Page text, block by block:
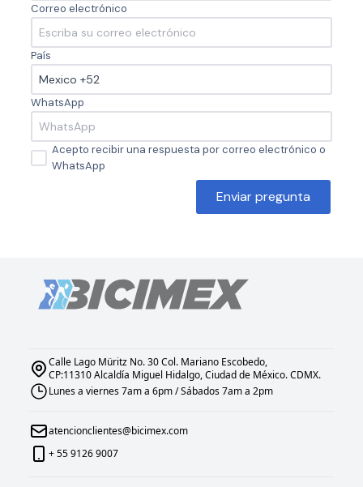
Correo electrónico
País
WhatsApp
Acepto recibir una respuesta por correo electrónico o
WhatsApp
Enviar pregunta
Calle Lago Müritz No. 30 Col. Mariano Escobedo,
CP:11310 Alcaldía Miguel Hidalgo, Ciudad de México. CDMX.
Lunes a viernes 7am a 6pm / Sábados 7am a 2pm
atencionclientes@bicimex.com
+ 55 9126 9007